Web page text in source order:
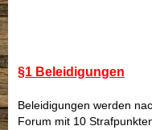
§1 Beleidigungen
Beleidigungen werden
Forum mit 10